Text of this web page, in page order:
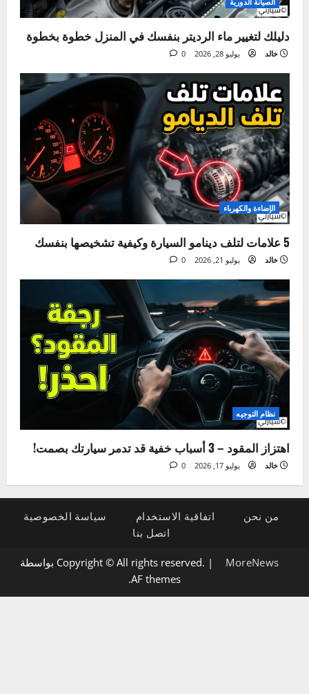
الإطارات والجنوط
صيانة الإطارات – خطأ بسيط قد يكلفك حياتك!
خالد أغسطس 4, 2026 0
الصيانة الدورية
دليلك لتغيير ماء الرديتر بنفسك في المنزل خطوة بخطوة
خالد يوليو 28, 2026
خالد يوليو 21, 2026 0